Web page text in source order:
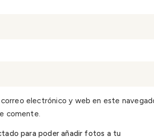
correo electrónico y web en este
comente.
para poder añadir fotos a tu